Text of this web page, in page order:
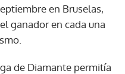
en Bruselas,
ganador en cada una
de Diamante permitía